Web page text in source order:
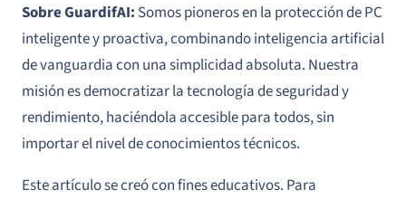
Sobre GuardifAI: Somos pioneros en la protección de PC
inteligente y proactiva, combinando inteligencia artificial
de vanguardia con una simplicidad absoluta. Nuestra
misión es democratizar la tecnología de seguridad y
rendimiento, haciéndola accesible para todos, sin
importar el nivel de conocimientos técnicos.
Este artículo se creó con fines educativos. Para